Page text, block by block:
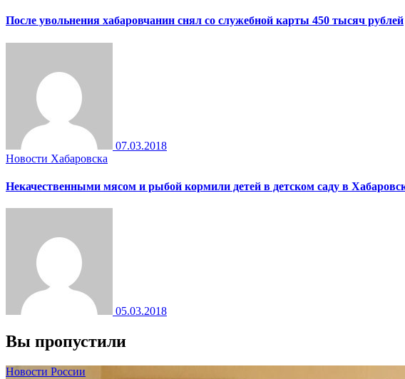
После увольнения хабаровчанин снял со служебной карты 450 тысяч рублей
07.03.2018
Новости Хабаровска
Некачественными мясом и рыбой кормили детей в детском саду в
05.03.2018
Вы пропустили
Новости России